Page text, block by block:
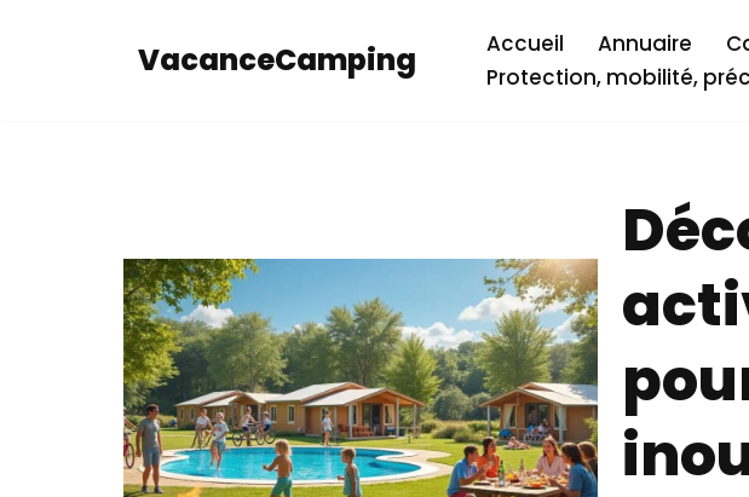
VacanceCamping Accueil Annuaire
Protection, mobilité,